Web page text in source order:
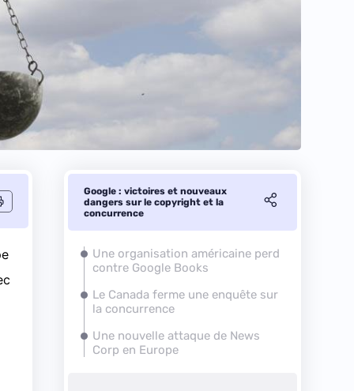
Google : victoires et nouveaux
dangers sur le copyright et la
concurrence
Une organisation américaine perd
contre Google Books
Le Canada ferme une enquête sur
la concurrence
Une nouvelle attaque de News
Corp en Europe